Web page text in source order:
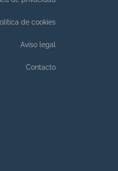
de cookies
Aviso legal
Contacto